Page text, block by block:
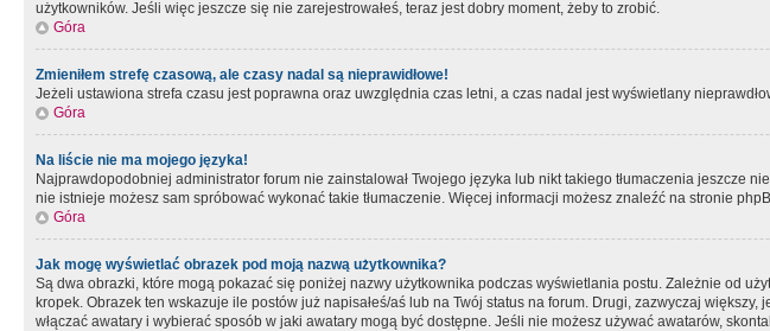
użytkowników. Jeśli więc jeszcze się nie zarejestrowałeś, teraz jest dobry moment, żeby to zrobić.
Góra
Zmieniłem strefę czasową, ale czasy nadal są nieprawidłowe!
Jeżeli ustawiona strefa czasu jest poprawna oraz uwzględnia czas letni, a czas nadal jest wyświetlany
Góra
Na liście nie ma mojego języka!
Najprawdopodobniej administrator forum nie zainstalował Twojego języka lub nikt takiego tłumaczenia jeszcze
nie istnieje możesz sam spróbować wykonać takie tłumaczenie. Więcej informacji możesz znaleźć na stronie
Góra
Jak mogę wyświetlać obrazek pod moją nazwą użytkownika?
Są dwa obrazki, które mogą pokazać się poniżej nazwy użytkownika podczas wyświetlania postu. Zależnie od
kropek. Obrazek ten wskazuje ile postów już napisałeś/aś lub na Twój status na forum. Drugi, zazwyczaj
włączać awatary i wybierać sposób w jaki awatary mogą być dostępne. Jeśli nie możesz używać awatarów,